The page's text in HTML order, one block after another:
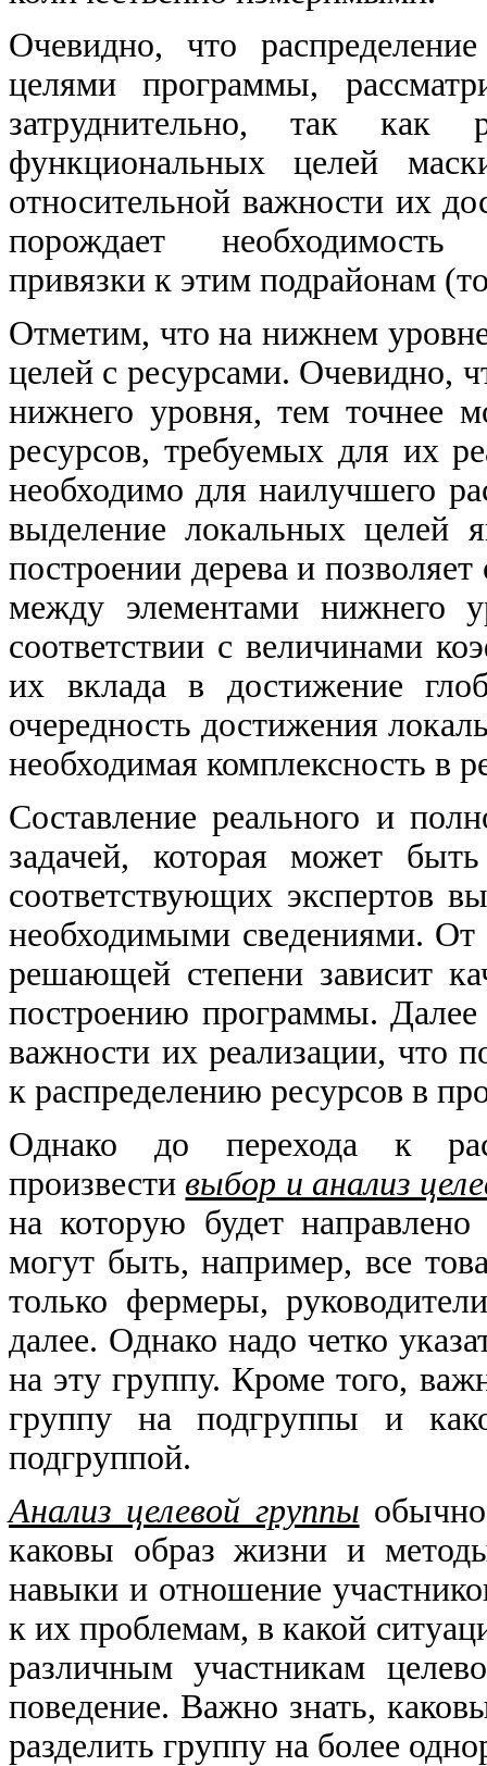
Очевидно, что
целями программы,
затруднительно, так как
функциональных целей
относительной важности их
порождает необходимость
привязки к этим подрайонам
Отметим, что на нижнем
целей с ресурсами. Очевидно,
нижнего уровня, тем точнее
ресурсов, требуемых для их
необходимо для наилучшего
выделение локальных целей
построении дерева и
между элементами нижнего
соответствии с величинами
их вклада в достижение
очередность достижения
необходимая комплексность в
Составление реального и
задачей, которая может
соответствующих экспертов
необходимыми сведениями. От
решающей степени зависит
построению программы.
важности их реализации, что
к распределению ресурсов в
Однако до перехода к
произвести выбор и анализ
на которую будет
могут быть, например, все
только фермеры,
далее. Однако надо четко
на эту группу. Кроме того,
группу на подгруппы и
подгруппой.
Анализ целевой группы
каковы образ жизни и
навыки и отношение
к их проблемам, в какой
различным участникам
поведение. Важно знать,
разделить группу на более